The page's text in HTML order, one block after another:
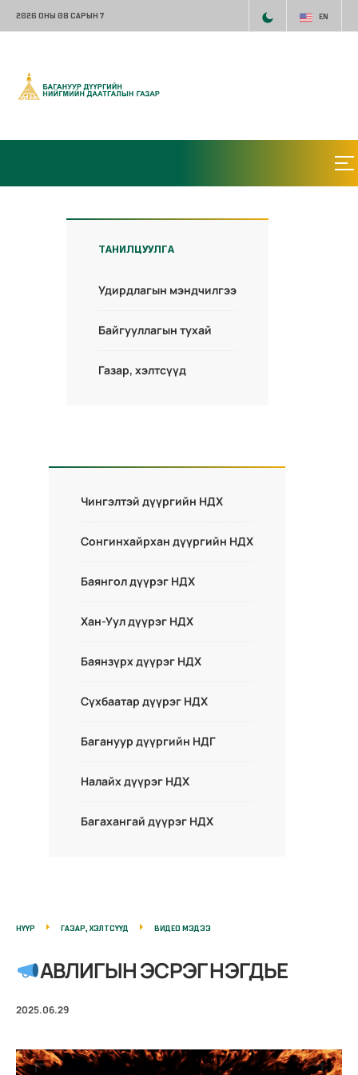
2026 ОНЫ 08 САРЫН 7 EN
ТАНИЛЦУУЛГА
Удирдлагын мэндчилгээ
Байгууллагын тухай
Газар, хэлтсүүд
Чингэлтэй дүүргийн НДХ
Сонгинхайрхан дүүргийн НДХ
Баянгол дүүрэг НДХ
Хан-Уул дүүрэг НДХ
Баянзүрх дүүрэг НДХ
Сүхбаатар дүүрэг НДХ
Багануур дүүргийн НДГ
Налайх дүүрэг НДХ
Багахангай дүүрэг НДХ
НҮҮР ГАЗАР, ХЭЛТСҮҮД ВИДЕО МЭДЭЭ
АВЛИГЫН ЭСРЭГ НЭГДЬЕ
2025.06.29
V